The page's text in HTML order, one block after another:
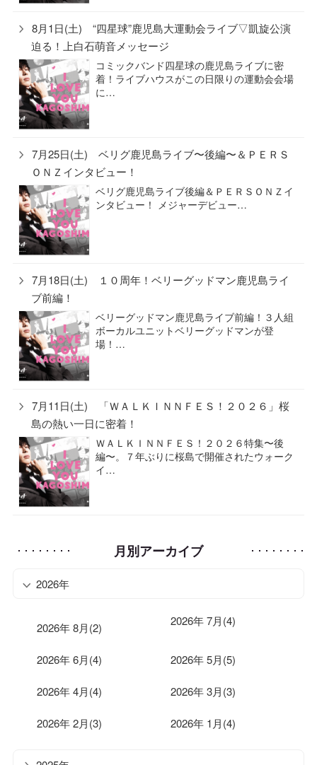
8月1日(土) “四星球”鹿児島大運動会ライブ▽凱旋公演
迫る！上白石萌音メッセージ
コミックバンド四星球の鹿児島ライブに密
着！ライブハウスがこの日限りの運動会会場
に…
7月25日(土) ベリグ鹿児島ライブ〜後編〜＆ＰＥＲＳ
ＯＮＺインタビュー！
ベリグ鹿児島ライブ後編＆ＰＥＲＳＯＮＺイ
ンタビュー！ メジャーデビュー…
7月18日(土) １０周年！ベリーグッドマン鹿児島ライ
ブ前編！
ベリーグッドマン鹿児島ライブ前編！３人組
ボーカルユニットベリーグッドマンが登
場！…
7月11日(土) 「ＷＡＬＫＩＮＮＦＥＳ！２０２６」桜
島の熱い一日に密着！
ＷＡＬＫＩＮＮＦＥＳ！２０２６特集〜後
編〜。７年ぶりに桜島で開催されたウォーク
イ…
月別アーカイブ
2026年
2026年 8月(2) 2026年 7月(4)
2026年 6月(4) 2026年 5月(5)
2026年 4月(4) 2026年 3月(3)
2026年 2月(3) 2026年 1月(4)